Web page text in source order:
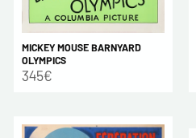
MICKEY MOUSE BARNYARD
OLYMPICS
345€